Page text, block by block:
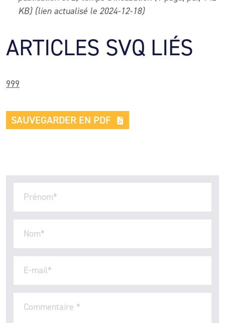
KB) (lien actualisé le 2024-12-18)
ARTICLES SVQ LIÉS
999
SAUVEGARDER EN PDF
Commentaire *
Prénom*
E-mail*
Nom*